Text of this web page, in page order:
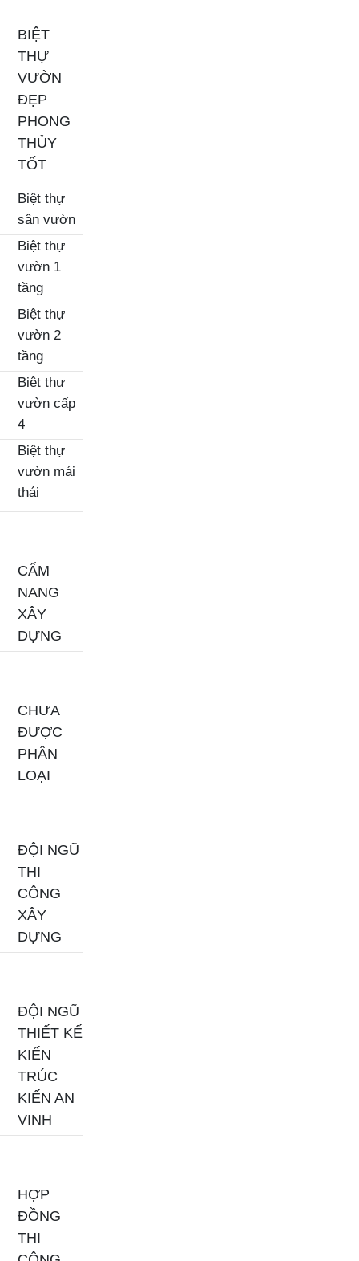
BIỆT
THỰ
VƯỜN
ĐẸP
PHONG
THỦY
TỐT
Biệt thự
sân vườn
Biệt thự
vườn 1
tầng
Biệt thự
vườn 2
tầng
Biệt thự
vườn cấp
4
Biệt thự
vườn mái
thái
CẨM
NANG
XÂY
DỰNG
CHƯA
ĐƯỢC
PHÂN
LOẠI
ĐỘI NGŨ
THI
CÔNG
XÂY
DỰNG
ĐỘI NGŨ
THIẾT KẾ
KIẾN
TRÚC
KIẾN AN
VINH
HỢP
ĐỒNG
THI